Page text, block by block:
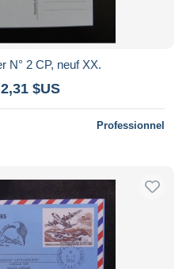
N° 2 CP, neuf XX.
$US
Professionnel